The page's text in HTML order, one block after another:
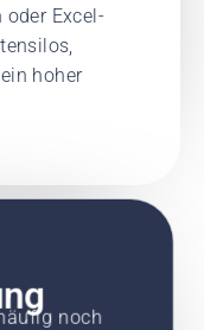
oder Excel-
hoher
noch